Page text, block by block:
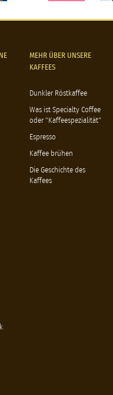
MEHR ÜBER UNSERE
KAFFEES
Dunkler Röstkaffee
Was ist Specialty Coffee
oder "Kaffeespezialität"
Espresso
Kaffee brühen
Die Geschichte des
Kaffees